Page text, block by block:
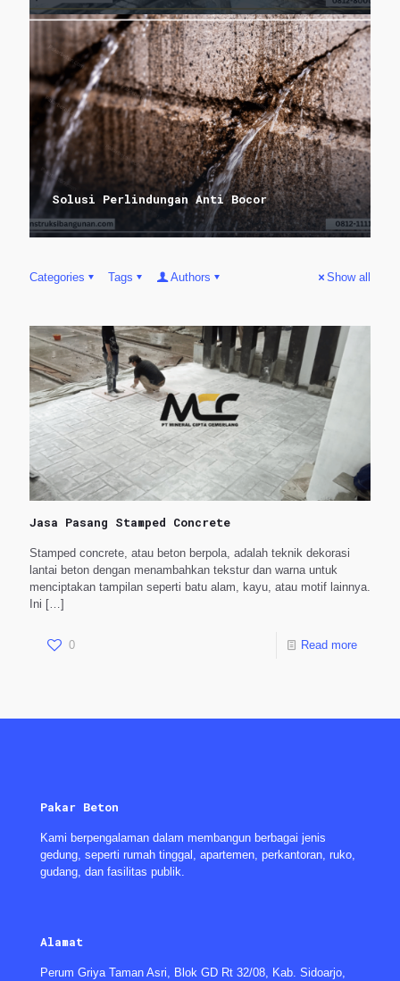
Solusi Perlindungan Anti Bocor
Categories Tags Authors Show all
Jasa Pasang Stamped Concrete
Stamped concrete, atau beton berpola, adalah teknik dekorasi
lantai beton dengan menambahkan tekstur dan warna untuk
menciptakan tampilan seperti batu alam, kayu, atau motif lainnya.
Ini […]
0 Read more
Pakar Beton
Kami berpengalaman dalam membangun berbagai jenis
gedung, seperti rumah tinggal, apartemen, perkantoran, ruko,
gudang, dan fasilitas publik.
Alamat
Perum Griya Taman Asri, Blok GD Rt 32/08, Kab. Sidoarjo,